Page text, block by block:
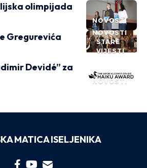
NOVOSTI
olimpijada
NOVOSTI
STARE
VIJESTI
Gregurevića
NOVOSTI
Devidé” za
MATICA ISELJENIKA